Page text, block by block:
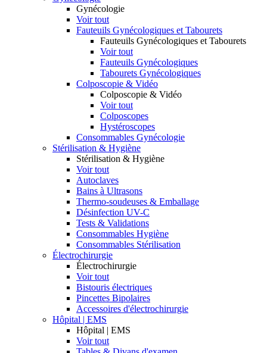
Gynécologie
Voir tout
Fauteuils Gynécologiques et Tabourets
Fauteuils Gynécologiques et Tabourets
Voir tout
Fauteuils Gynécologiques
Tabourets Gynécologiques
Colposcopie & Vidéo
Colposcopie & Vidéo
Voir tout
Colposcopes
Hystéroscopes
Consommables Gynécologie
Stérilisation & Hygiène
Stérilisation & Hygiène
Voir tout
Autoclaves
Bains à Ultrasons
Thermo-soudeuses & Emballage
Désinfection UV-C
Tests & Validations
Consommables Hygiène
Consommables Stérilisation
Électrochirurgie
Électrochirurgie
Voir tout
Bistouris électriques
Pincettes Bipolaires
Accessoires d'électrochirurgie
Hôpital | EMS
Hôpital | EMS
Voir tout